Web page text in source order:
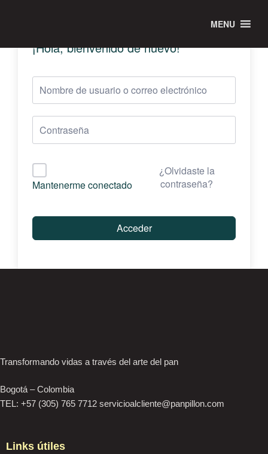
MENU
¡Hola, bienvenido de nuevo!
Mantenerme conectado
¿Olvidaste la
contraseña?
Acceder
Transformando vidas a través del arte del pan
Bogotá – Colombia
TEL: +57 (305) 765 7712 servicioalcliente@panpillon.com
Links útiles